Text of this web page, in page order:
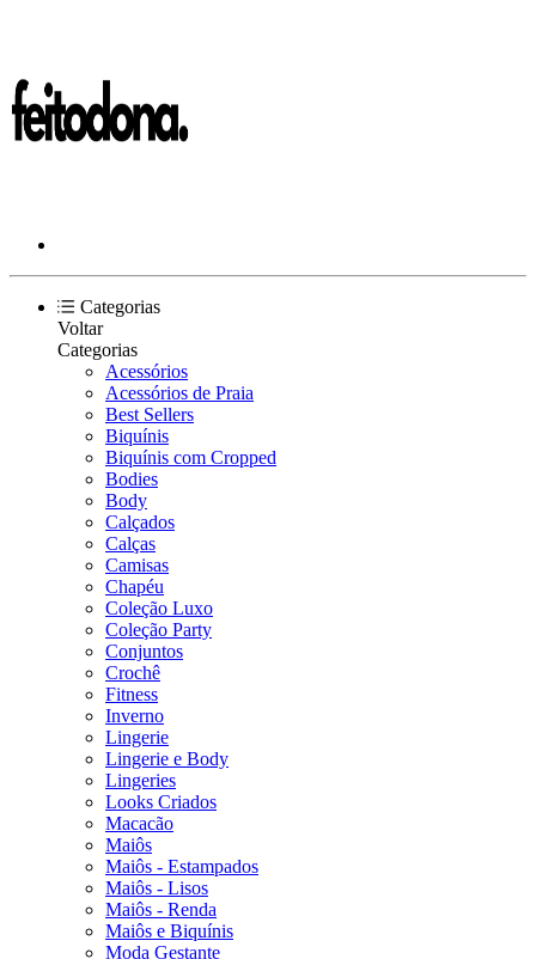
Categorias
Voltar
Categorias
Acessórios
Acessórios de Praia
Best Sellers
Biquínis
Biquínis com Cropped
Bodies
Body
Calçados
Calças
Camisas
Chapéu
Coleção Luxo
Coleção Party
Conjuntos
Crochê
Fitness
Inverno
Lingerie
Lingerie e Body
Lingeries
Looks Criados
Macacão
Maiôs
Maiôs - Estampados
Maiôs - Lisos
Maiôs - Renda
Maiôs e Biquínis
Moda Gestante